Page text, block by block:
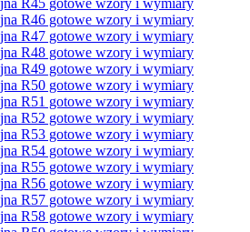
R45 gotowe wzory i wymiary
R46 gotowe wzory i wymiary
R47 gotowe wzory i wymiary
R48 gotowe wzory i wymiary
R49 gotowe wzory i wymiary
R50 gotowe wzory i wymiary
R51 gotowe wzory i wymiary
R52 gotowe wzory i wymiary
R53 gotowe wzory i wymiary
R54 gotowe wzory i wymiary
R55 gotowe wzory i wymiary
R56 gotowe wzory i wymiary
R57 gotowe wzory i wymiary
R58 gotowe wzory i wymiary